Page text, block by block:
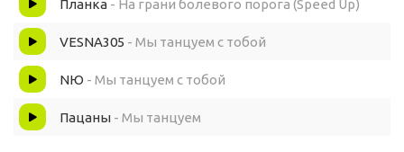
Планка - На грани болевого порога (Speed Up)
VESNA305 - Мы танцуем с тобой
NЮ - Мы танцуем с тобой
Пацаны - Мы танцуем